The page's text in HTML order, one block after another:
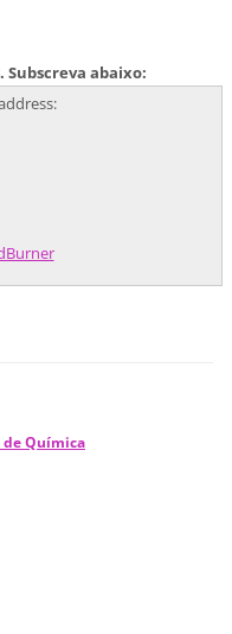
Subscreva abaixo:
de Química